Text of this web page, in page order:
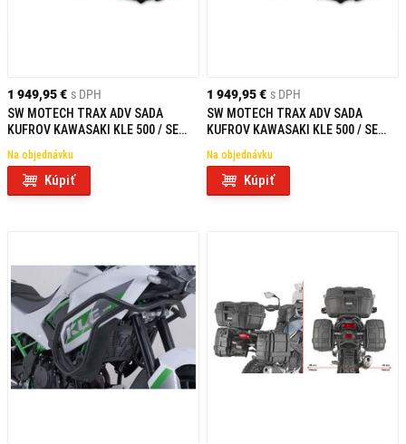
1 949,95 € s DPH
SW MOTECH TRAX ADV SADA
KUFROV KAWASAKI KLE 500 / SE
Na objednávku
Kúpiť
1 949,95 € s DPH
SW MOTECH TRAX ADV SADA
KUFROV KAWASAKI KLE 500 / SE
Na objednávku
Kúpiť